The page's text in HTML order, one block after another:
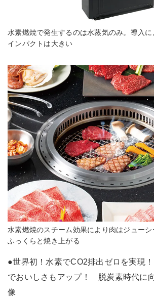
水素燃焼で発生するのは水蒸気のみ。導入
インパクトは大きい
水素燃焼のスチーム効果により肉はジュー
ふっくらと焼き上がる
●世界初！水素でCO2排出ゼロを実現
でおいしさもアップ！ 脱炭素時代に
像